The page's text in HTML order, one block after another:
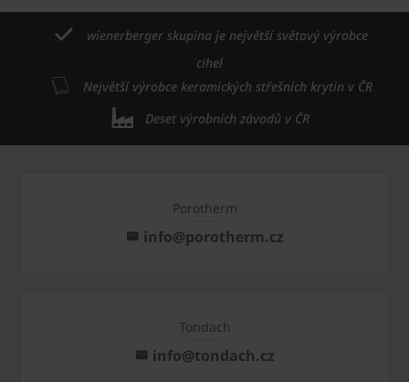
wienerberger skupina je největší světový výrobce
cihel
Největší výrobce keramických střešních krytin v ČR
Deset výrobních závodů v ČR
Porotherm
info@porotherm.cz
Tondach
info@tondach.cz